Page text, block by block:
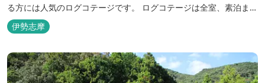
る方には人気のログコテージです。 ログコテージは全室、素泊まり
となっており、おひとり様限定のお部屋、お二人様限定のお部屋、
3名様から5名様限定のお部屋とあります。 お風呂やトイレは別棟
に完備。 国道260号向いには喫茶食事とちの木では、お食事もでき
人気のトンテ...
伊勢志摩